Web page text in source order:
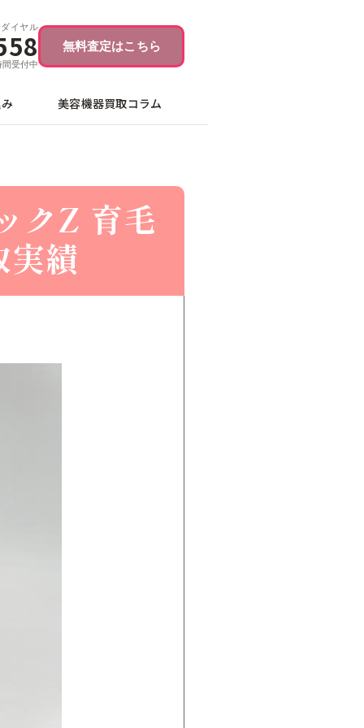
イヤル
間受付中
無料査定はこちら
美容機器買取コラム
クZ 育毛
績